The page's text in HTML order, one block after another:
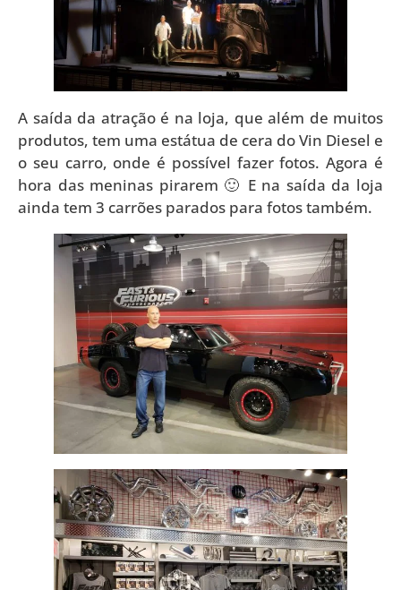
A saída da atração é na loja, que além de muitos
produtos, tem uma estátua de cera do Vin Diesel e
o seu carro, onde é possível fazer fotos. Agora é
hora das meninas pirarem 🙂 E na saída da loja
ainda tem 3 carrões parados para fotos também.